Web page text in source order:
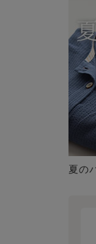
夏の